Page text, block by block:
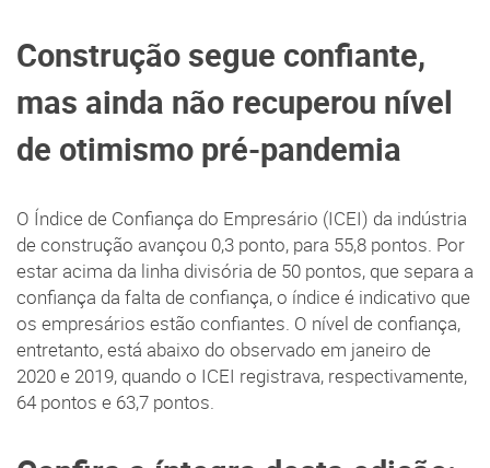
Construção segue confiante,
mas ainda não recuperou nível
de otimismo pré-pandemia
O Índice de Confiança do Empresário (ICEI) da indústria
de construção avançou 0,3 ponto, para 55,8 pontos. Por
estar acima da linha divisória de 50 pontos, que separa a
confiança da falta de confiança, o índice é indicativo que
os empresários estão confiantes. O nível de confiança,
entretanto, está abaixo do observado em janeiro de
2020 e 2019, quando o ICEI registrava, respectivamente,
64 pontos e 63,7 pontos.